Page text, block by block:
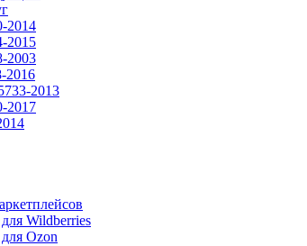
2014
2015
2003
2016
2013
2017
Wildberries
Ozon